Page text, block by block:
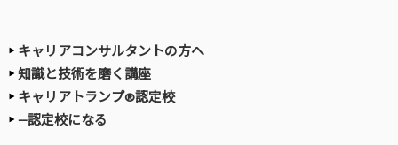
キャリアコンサルタントの方へ
知識と技術を磨く講座
キャリアトランプ®認定校
—認定校になる